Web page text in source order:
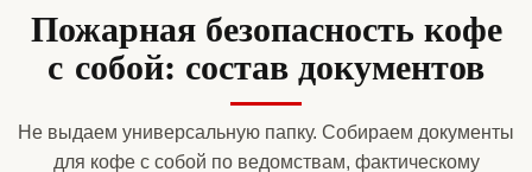
Пожарная безопасность кофе
с собой: состав документов
Не выдаем универсальную папку. Собираем документы
для кофе с собой по ведомствам, фактическому